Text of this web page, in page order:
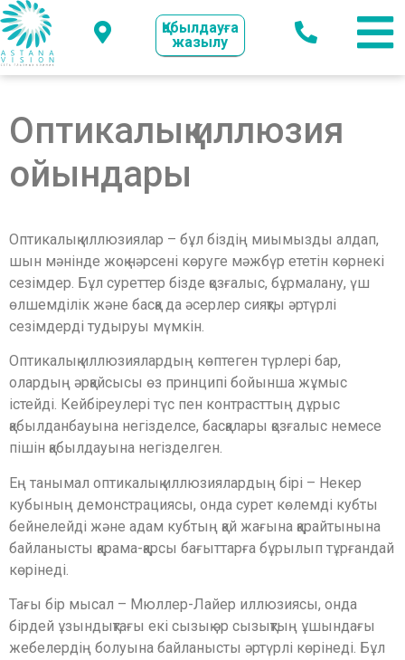
Қабылдауға
жазылу
Оптикалық иллюзия
ойындары
Оптикалық иллюзиялар – бұл біздің миымызды алдап,
шын мәнінде жоқ нәрсені көруге мәжбүр ететін көрнекі
сезімдер. Бұл суреттер бізде қозғалыс, бұрмалану, үш
өлшемділік және басқа да әсерлер сияқты әртүрлі
сезімдерді тудыруы мүмкін.
Оптикалық иллюзиялардың көптеген түрлері бар,
олардың әрқайсысы өз принципі бойынша жұмыс
істейді. Кейбіреулері түс пен контрасттың дұрыс
қабылданбауына негізделсе, басқалары қозғалыс немесе
пішін қабылдауына негізделген.
Ең танымал оптикалық иллюзиялардың бірі – Некер
кубының демонстрациясы, онда сурет көлемді кубты
бейнелейді және адам кубтың қай жағына қарайтынына
байланысты қарама-қарсы бағыттарға бұрылып тұрғандай
көрінеді.
Тағы бір мысал – Мюллер-Лайер иллюзиясы, онда
бірдей ұзындықтағы екі сызық әр сызықтың ұшындағы
жебелердің болуына байланысты әртүрлі көрінеді. Бұл